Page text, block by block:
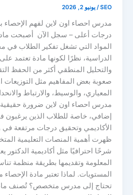
SEO
/يونيو 2, 2026
مدرس احصاء اون لاين لفهم الإحصاء
درجات أعلى – سجل الآن أصبحت
المواد التي تشغل تفكير الطلاب في
الدراسية، نظرًا لكونها مادة تعتمد
والتحليل المنطقي أكثر من الحفظ
صعوبة بعض المفاهيم مثل التوزيعات
المعياري، والوسيط، والارتباط
مدرس احصاء اون لاين ضرورة
إضافي، خاصة للطلاب الذين
الأكاديمي وتحقيق درجات مرتفعة
ظهرت أهمية المنصات التعليمية
شرحًا احترافيًا مثل أكاديمية الدكتور
المعلومة وتقديمها بطريقة منظمة
المستويات. لماذا تعتبر مادة الإحصاء
تحتاج إلى مدرس متخصص؟ تُصنف